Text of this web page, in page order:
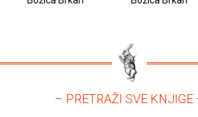
– PRETRAŽI SVE KNJIGE